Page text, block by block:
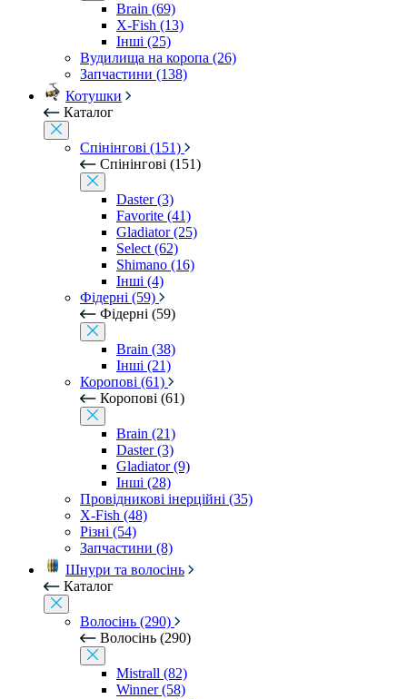
Brain (69)
X-Fish (13)
Інші (25)
Вудилища на коропа (26)
Запчастини (138)
Котушки
Каталог
Спінінгові (151)
Спінінгові (151)
Daster (3)
Favorite (41)
Gladiator (25)
Select (62)
Shimano (16)
Інші (4)
Фідерні (59)
Фідерні (59)
Brain (38)
Інші (21)
Коропові (61)
Коропові (61)
Brain (21)
Daster (3)
Gladiator (9)
Інші (28)
Провідникові інерційні (35)
X-Fish (48)
Різні (54)
Запчастини (8)
Шнури та волосінь
Каталог
Волосінь (290)
Волосінь (290)
Mistrall (82)
Winner (58)